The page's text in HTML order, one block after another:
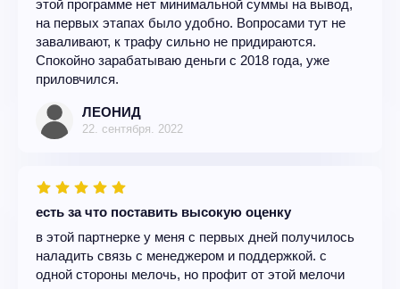
этой программе нет минимальной суммы на вывод,
на первых этапах было удобно. Вопросами тут не
заваливают, к трафу сильно не придираются.
Спокойно зарабатываю деньги с 2018 года, уже
приловчился.
ЛЕОНИД
22. сентября. 2022
есть за что поставить высокую оценку
в этой партнерке у меня с первых дней получилось
наладить связь с менеджером и поддержкой. с
одной стороны мелочь, но профит от этой мелочи